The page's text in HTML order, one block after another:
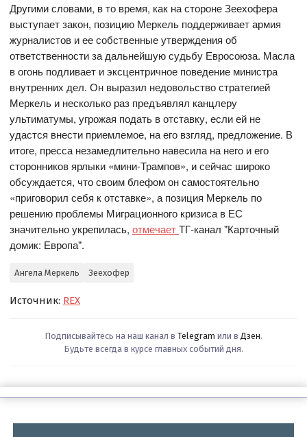
Другими словами, в то время, как на стороне Зеехофера
выступает закон, позицию Меркель поддерживает армия
журналистов и ее собственные утверждения об
ответственности за дальнейшую судьбу Евросоюза. Масла
в огонь подливает и эксцентричное поведение министра
внутренних дел. Он выразил недовольство стратегией
Меркель и несколько раз предъявлял канцлеру
ультиматумы, угрожая подать в отставку, если ей не
удастся внести приемлемое, на его взгляд, предложение. В
итоге, пресса незамедлительно навесила на него и его
сторонников ярлыки «мини-Трампов», и сейчас широко
обсуждается, что своим блефом он самостоятельно
«приговорил себя к отставке», а позиция Меркель по
решению проблемы Миграционного кризиса в ЕС
значительно укрепилась,отмечаетТГ-канал "Карточный
домик: Европа".
Ангела Меркель Зеехофер
Источник: REX
Подписывайтесь на наш канал в Telegram или в Дзен.
Будьте всегда в курсе главных событий дня.